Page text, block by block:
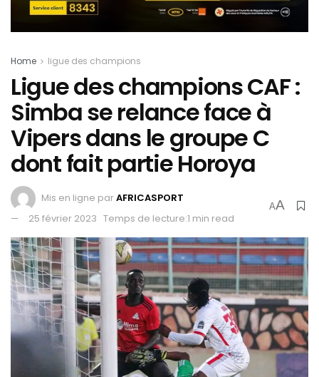
Home ligue des champions
Ligue des champions CAF :
Simba se relance face à
Vipers dans le groupe C
dont fait partie Horoya
Mis en ligne parAFRICASPORT
25 février 2023 Temps de lecture:1 min read
AA